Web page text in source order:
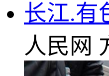
长江.有
人民网